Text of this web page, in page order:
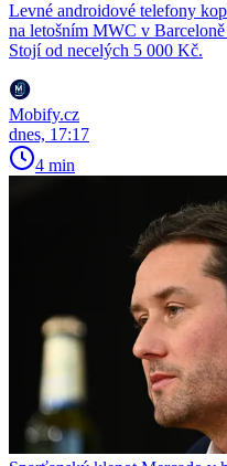
Levné androidové telefony
na letošním MWC v
Stojí od necelých 5 000 Kč.
Mobify.cz
dnes, 17:17
4 min